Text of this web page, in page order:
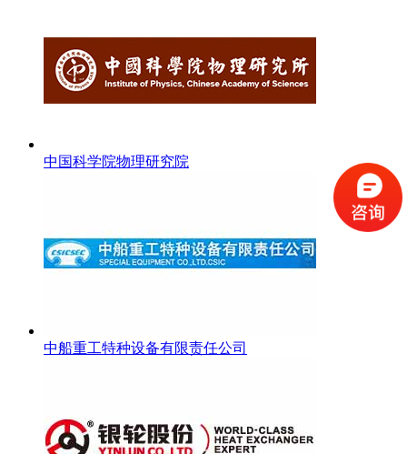
中国科学院物理研究院
中船重工特种设备有限责任公司